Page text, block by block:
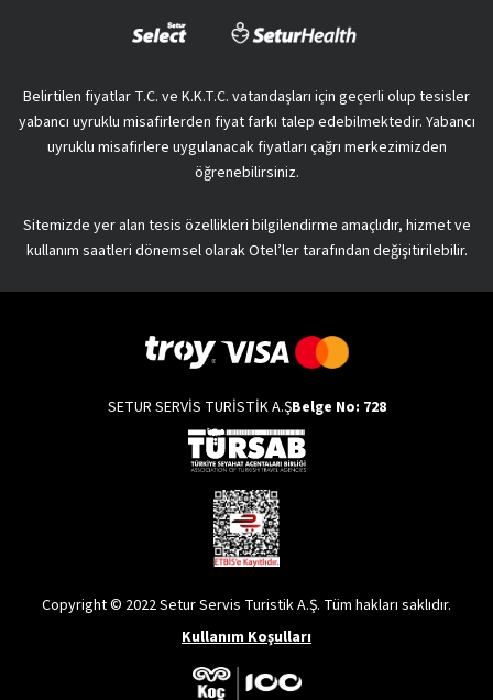
Belirtilen fiyatlar T.C. ve K.K.T.C. vatandaşları için geçerli olup tesisler
yabancı uyruklu misafirlerden fiyat farkı talep edebilmektedir. Yabancı
uyruklu misafirlere uygulanacak fiyatları çağrı merkezimizden
öğrenebilirsiniz.
Sitemizde yer alan tesis özellikleri bilgilendirme amaçlıdır, hizmet ve
kullanım saatleri dönemsel olarak Otel’ler tarafından değişitirilebilir.
SETUR SERVİS TURİSTİK A.ŞBelge No: 728
Copyright © 2022 Setur Servis Turistik A.Ş. Tüm hakları saklıdır.
Kullanım Koşulları